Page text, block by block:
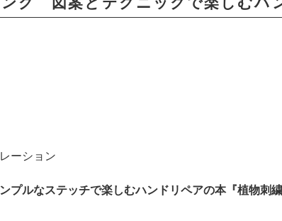
ーション
プルなステッチで楽しむハンドリペアの本『植物